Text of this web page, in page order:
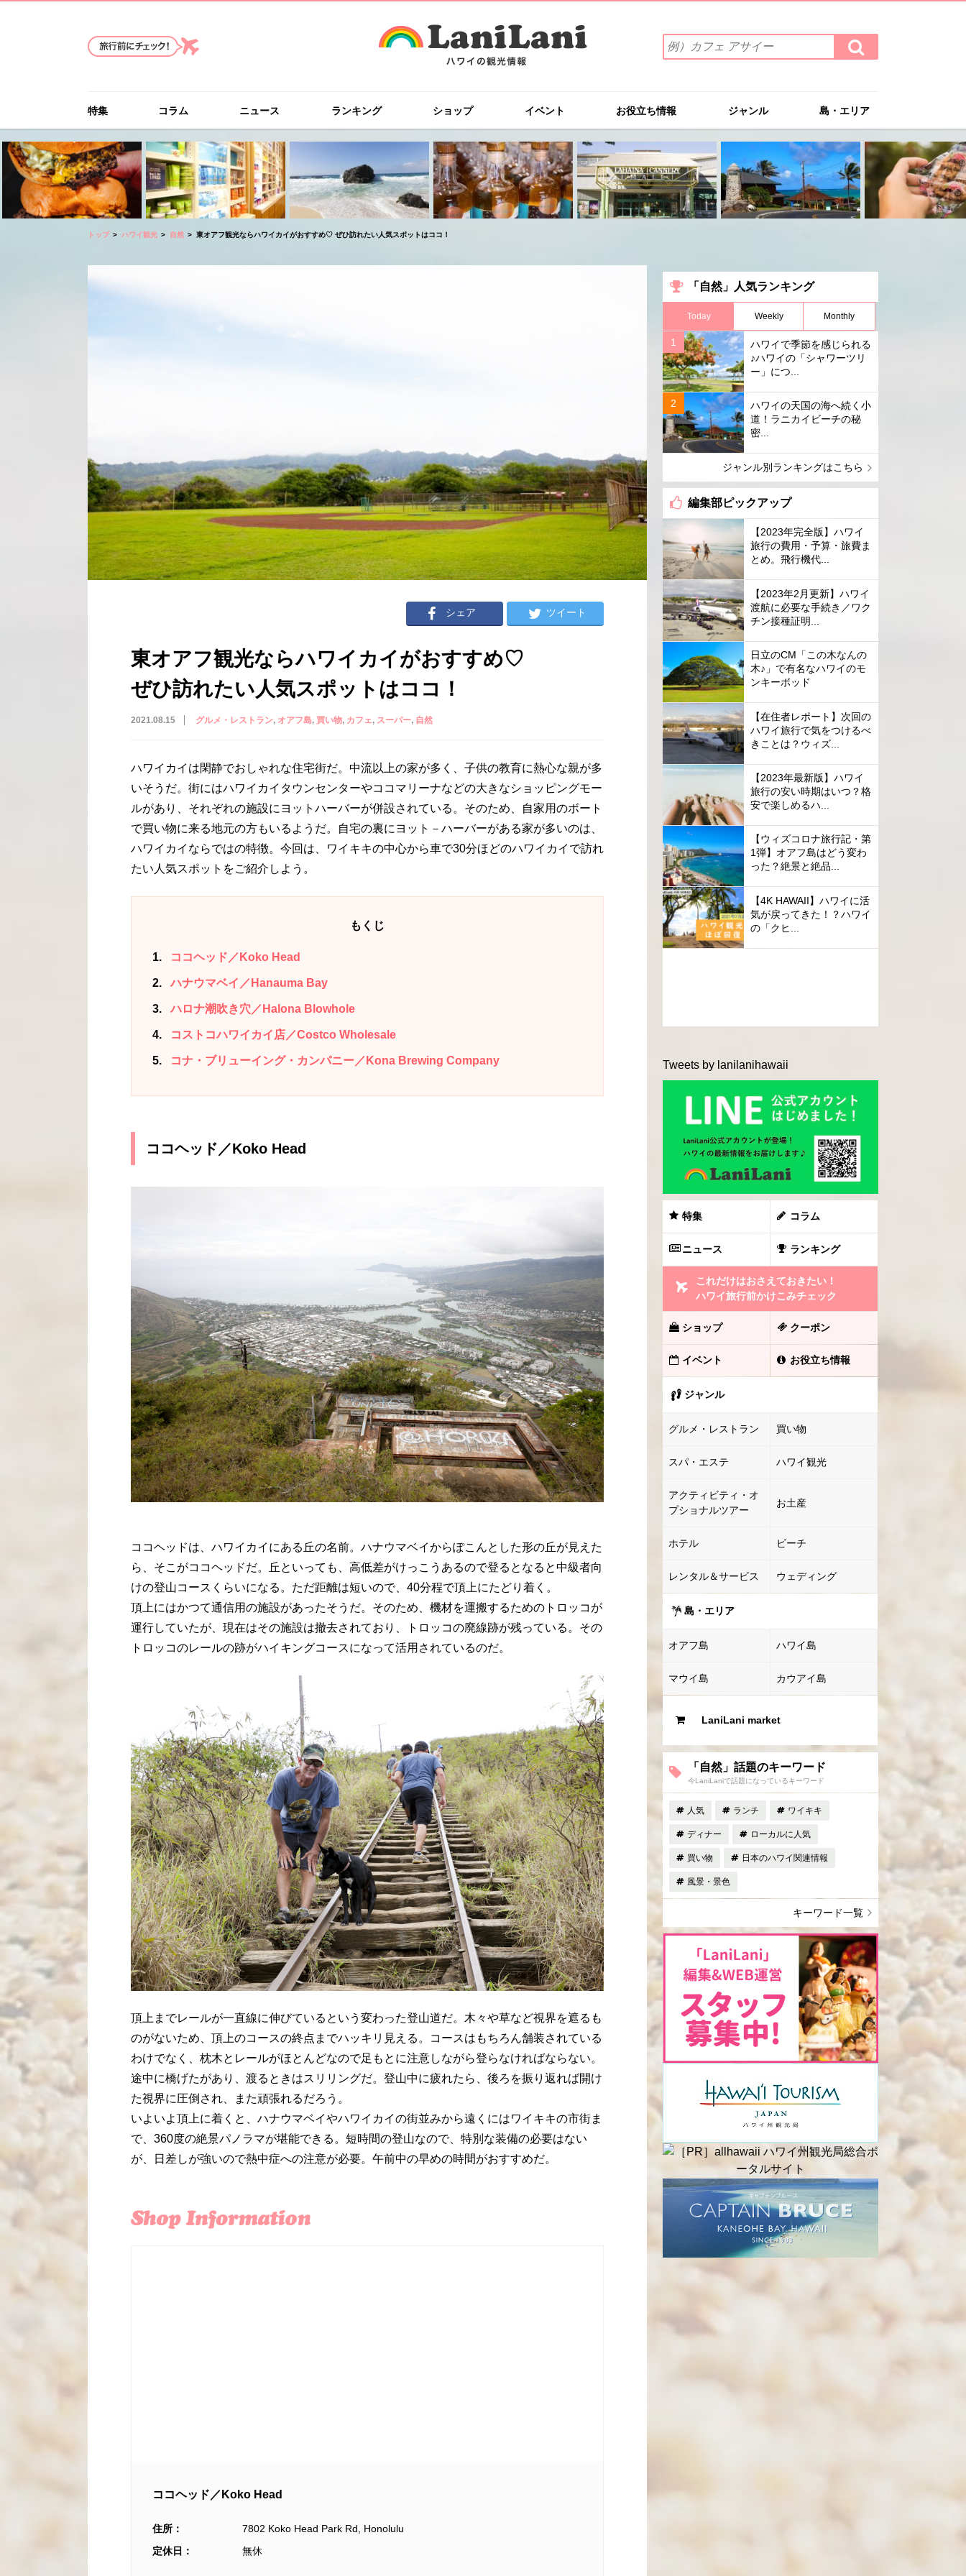
索
ワ
を
入
(例）
カ
フ
ェ
イ
ー
検
索
す
特集 コラム ニュース ランキング ショップ イベント お役立ち情報 ジャンル 島・エリア
トップ ハワイ観光 自然 東オアフ観光ならハワイカイがおすすめ♡ ぜひ訪れたい人気スポットはココ！
シェア ツイート
東オアフ観光ならハワイカイがおすすめ♡
ぜひ訪れたい人気スポットはココ！
2021.08.15 グルメ・レストラン オアフ島 買い物 カフェ スーパー 自然
ハワイカイは閑静でおしゃれな住宅街だ。中流以上の家が多く、子供の教育に熱心な親が多
いそうだ。街にはハワイカイタウンセンターやココマリーナなどの大きなショッピングモー
ルがあり、それぞれの施設にヨットハーバーが併設されている。そのため、自家用のボート
で買い物に来る地元の方もいるようだ。自宅の裏にヨット－ハーバーがある家が多いのは、
ハワイカイならではの特徴。今回は、ワイキキの中心から車で30分ほどのハワイカイで訪れ
たい人気スポットをご紹介しよう。
もくじ
1 ココヘッド／Koko Head
2 ハナウマベイ／Hanauma Bay
3 ハロナ潮吹き穴／Halona Blowhole
4 コストコハワイカイ店／Costco Wholesale
5 コナ・ブリューイング・カンパニー／Kona Brewing Company
ココヘッド／Koko Head
ココヘッドは、ハワイカイにある丘の名前。ハナウマベイからぽこんとした形の丘が見えた
ら、そこがココヘッドだ。丘といっても、高低差がけっこうあるので登るとなると中級者向
けの登山コースくらいになる。ただ距離は短いので、40分程で頂上にたどり着く。
頂上にはかつて通信用の施設があったそうだ。そのため、機材を運搬するためのトロッコが
運行していたが、現在はその施設は撤去されており、トロッコの廃線跡が残っている。その
トロッコのレールの跡がハイキングコースになって活用されているのだ。
頂上までレールが一直線に伸びているという変わった登山道だ。木々や草など視界を遮るも
のがないため、頂上のコースの終点までハッキリ見える。コースはもちろん舗装されている
わけでなく、枕木とレールがほとんどなので足もとに注意しながら登らなければならない。
途中に橋げたがあり、渡るときはスリリングだ。登山中に疲れたら、後ろを振り返れば開け
た視界に圧倒され、また頑張れるだろう。
いよいよ頂上に着くと、ハナウマベイやハワイカイの街並みから遠くにはワイキキの市街ま
で、360度の絶景パノラマが堪能できる。短時間の登山なので、特別な装備の必要はない
が、日差しが強いので熱中症への注意が必要。午前中の早めの時間がおすすめだ。
ココヘッド／Koko Head
住所：
7802 Koko Head Park Rd, Honolulu
定休日：
無休
「自然」人気ランキング
Today Weekly Monthly
ハワイで季節を感じられる
♪ハワイの「シャワーツリ
ー」につ...
ハワイの天国の海へ続く小
道！ラニカイビーチの秘
密...
ジャンル別ランキングはこちら
編集部ピックアップ
【2023年完全版】ハワイ
旅行の費用・予算・旅費ま
とめ。飛行機代...
【2023年2月更新】ハワイ
渡航に必要な手続き／ワク
チン接種証明...
日立のCM「この木なんの
木♪」で有名なハワイのモ
ンキーポッド
【在住者レポート】次回の
ハワイ旅行で気をつけるべ
きことは？ウィズ...
【2023年最新版】ハワイ
旅行の安い時期はいつ？格
安で楽しめるハ...
【ウィズコロナ旅行記・第
1弾】オアフ島はどう変わ
った？絶景と絶品...
【4K HAWAII】ハワイに活
気が戻ってきた！？ハワイ
の「クヒ...
Tweets by lanilanihawaii
特集 コラム
ニュース ランキング
これだけはおさえておきたい！
ハワイ旅行前かけこみチェック
ショップ クーポン
イベント お役立ち情報
ジャンル
グルメ・レストラン 買い物
スパ・エステ ハワイ観光
アクティビティ・オ
プショナルツアー
お土産
ホテル ビーチ
レンタル＆サービス ウェディング
島・エリア
オアフ島 ハワイ島
マウイ島 カウアイ島
LaniLani market
「自然」話題のキーワード
今LaniLaniで話題になっているキーワード
人気 ランチ ワイキキ
ディナー ローカルに人気
買い物 日本のハワイ関連情報
風景・景色
キーワード一覧